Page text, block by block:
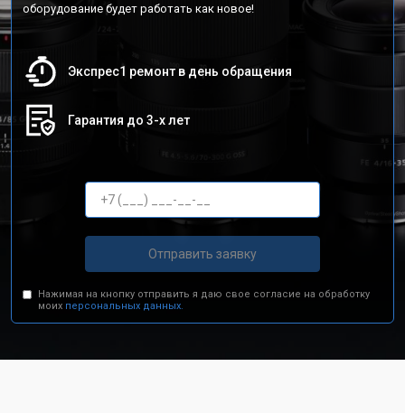
оборудование будет работать как новое!
Экспрес1 ремонт в день обращения
Гарантия до 3-х лет
Отправить заявку
Нажимая на кнопку отправить я даю свое согласие на обработку
моих персональных данных.